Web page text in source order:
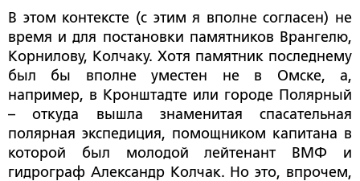
В этом контексте (с этим я вполне согласен) не
время и для постановки памятников Врангелю,
Корнилову, Колчаку. Хотя памятник последнему
был бы вполне уместен не в Омске, а,
например, в Кронштадте или городе Полярный
– откуда вышла знаменитая спасательная
полярная экспедиция, помощником капитана в
которой был молодой лейтенант ВМФ и
гидрограф Александр Колчак. Но это, впрочем,